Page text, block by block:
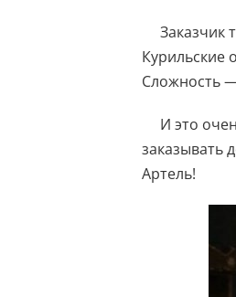
Заказчик
Курильские
Сложность
И это
заказывать
Артель!